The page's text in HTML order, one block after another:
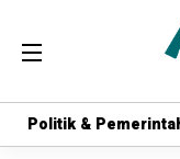
Politik &
Politik &